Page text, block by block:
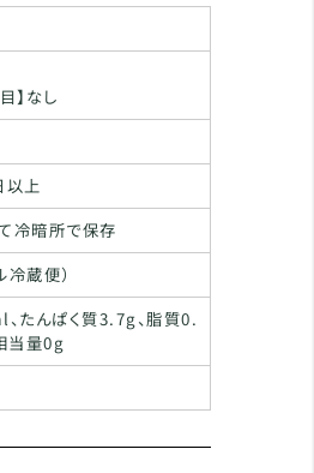
】なし
以上
冷暗所で保存
蔵便）
んぱく質3.7g、脂質0.
当量0g